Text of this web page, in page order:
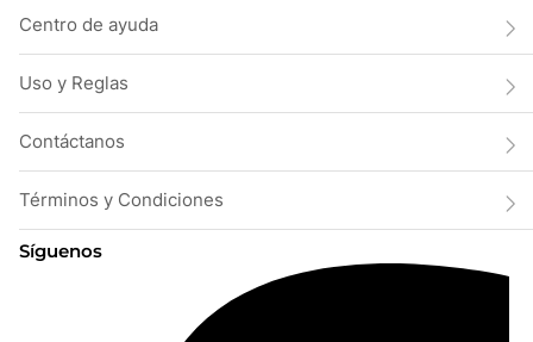
Centro de ayuda
Uso y Reglas
Contáctanos
Términos y Condiciones
Síguenos